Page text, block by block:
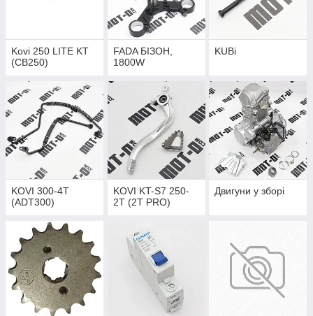
Kovi 250 LITE KT
(CB250)
FADA БІЗОН,
1800W
KUBi
KOVI 300-4Т
(ADT300)
KOVI KT-S7 250-
2T (2Т PRO)
Двигуни у зборі